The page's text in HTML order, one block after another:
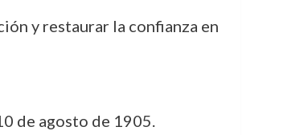
y restaurar la confianza en
de agosto de 1905.